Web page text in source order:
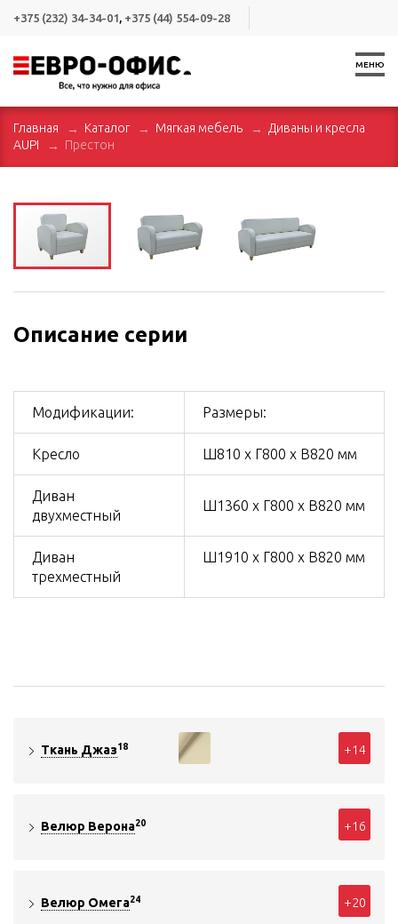
+375 (232) 34-34-01, +375 (44) 554-09-28
МЕНЮ
Главная Каталог Мягкая мебель
Диваны и кресла
AUPI
Престон
Описание серии
Модификации: Размеры:
Кресло Ш810 х Г800 х В820 мм
Диван
двухместный
Ш1360 х Г800 х В820 мм
Диван
трехместный
Ш1910 х Г800 х В820 мм
Ткань Джаз18 +14
Велюр Верона20 +16
Велюр Омега24 +20